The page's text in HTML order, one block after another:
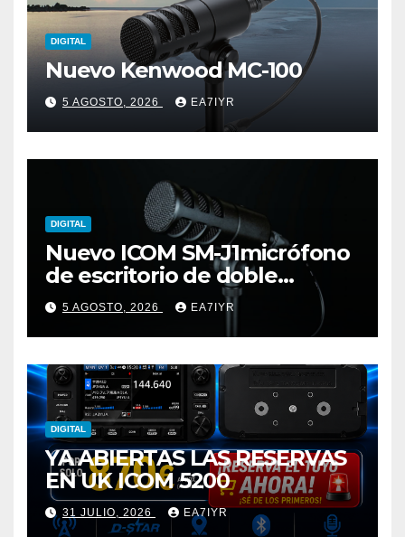
DIGITAL
Nuevo Kenwood MC-100
5 AGOSTO, 2026 EA7IYR
DIGITAL
Nuevo ICOM SM-J1micrófono
de escritorio de doble
elemento premium
5 AGOSTO, 2026 EA7IYR
DIGITAL
YA ABIERTAS LAS RESERVAS
EN UK ICOM 5200
31 JULIO, 2026 EA7IYR